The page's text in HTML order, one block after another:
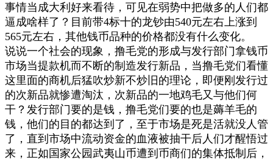
事情当成大利好来看待，可见在弱势中把做多的人们都
逼成啥样了？目前带4标十的龙钞由540元左右上涨到
565元左右，其他钱币品种的价格都没有什么变化。
说说一个社会的现象，撸毛党的形成与发行部门拿钱币
市场当提款机而不断的制造发行新品，当撸毛党们看懂
这里面的商机后猛吹炒新不炒旧的理论，即便刚发行过
的次新品就惨遭淘汰，次新品的一地鸡毛又与他们何
干？发行部门要的是钱，撸毛党们要的也是薅羊毛的
钱，他们的目的都达到了，至于市场是死是活就没人管
了，直到市场中流动资金的血液被抽干后人们才醒悟过
来，正如国家公园武夷山币遭到币商们的集体抵制后，